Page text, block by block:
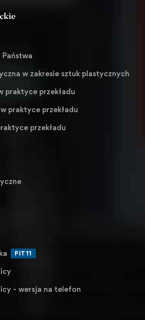
w zakresie sztuk plastycznych
praktyce przekładu
praktyce przekładu
przekładu
PIT11
- wersja na telefon